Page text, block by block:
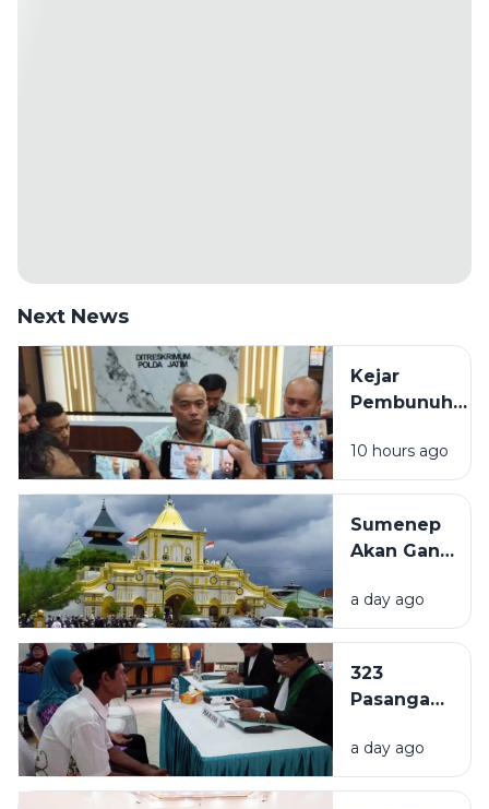
Next News
Kejar
Pembunuh
Bangkalan
hingga
dan Sulawesi,
Polisi:
Pindah-
pindah
10 hours ago
Sumenep
Akan Ganti
Kabupaten
Kepulauan,
Akademik
Mulai
a day ago
323
Pasangan
Sampang
Ajukan
a day ago